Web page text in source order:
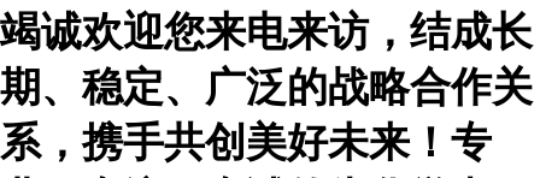
竭诚欢迎您来电来访，结成长
期、稳定、广泛的战略合作关
系，携手共创美好未来！专